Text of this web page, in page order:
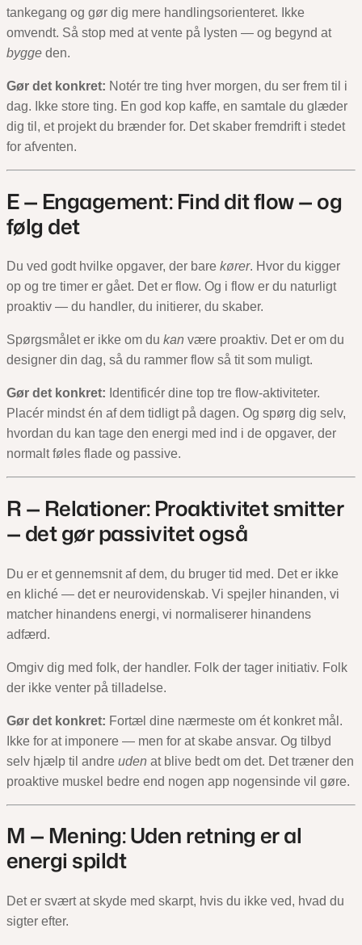
tankegang og gør dig mere handlingsorienteret. Ikke
omvendt. Så stop med at vente på lysten — og begynd at
bygge den.
Gør det konkret: Notér tre ting hver morgen, du ser frem til i
dag. Ikke store ting. En god kop kaffe, en samtale du glæder
dig til, et projekt du brænder for. Det skaber fremdrift i stedet
for afventen.
E — Engagement: Find dit flow — og
følg det
Du ved godt hvilke opgaver, der bare kører. Hvor du kigger
op og tre timer er gået. Det er flow. Og i flow er du naturligt
proaktiv — du handler, du initierer, du skaber.
Spørgsmålet er ikke om du kan være proaktiv. Det er om du
designer din dag, så du rammer flow så tit som muligt.
Gør det konkret: Identificér dine top tre flow-aktiviteter.
Placér mindst én af dem tidligt på dagen. Og spørg dig selv,
hvordan du kan tage den energi med ind i de opgaver, der
normalt føles flade og passive.
R — Relationer: Proaktivitet smitter
— det gør passivitet også
Du er et gennemsnit af dem, du bruger tid med. Det er ikke
en kliché — det er neurovidenskab. Vi spejler hinanden, vi
matcher hinandens energi, vi normaliserer hinandens
adfærd.
Omgiv dig med folk, der handler. Folk der tager initiativ. Folk
der ikke venter på tilladelse.
Gør det konkret: Fortæl dine nærmeste om ét konkret mål.
Ikke for at imponere — men for at skabe ansvar. Og tilbyd
selv hjælp til andre uden at blive bedt om det. Det træner den
proaktive muskel bedre end nogen app nogensinde vil gøre.
M — Mening: Uden retning er al
energi spildt
Det er svært at skyde med skarpt, hvis du ikke ved, hvad du
sigter efter.